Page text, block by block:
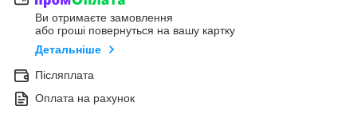
Ви отримаєте замовлення
або гроші повернуться на вашу картку
Детальніше
Післяплата
Оплата на рахунок